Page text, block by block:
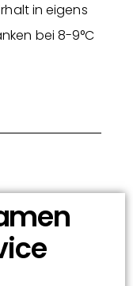
in eigens
bei 8-9°C